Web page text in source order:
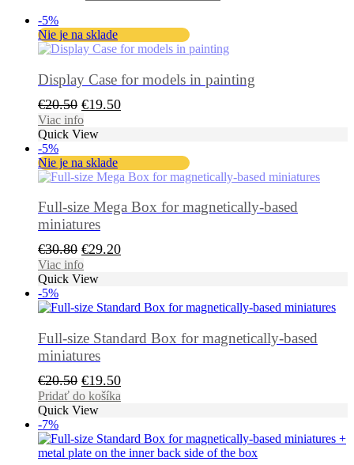
-5%
Nie je na sklade
Display Case for models in painting
€20.50 Pôvodná
cena
bola:
€20.50.
€19.50Aktuálna
€19.50.
Viac info
Quick View
-5%
Nie je na sklade
Full-size Mega Box for magnetically-based
miniatures
€30.80 Pôvodná
cena
bola:
€29.20Aktuálna
Viac info
Quick View
-5%
Full-size Standard Box for magnetically-based
miniatures
€20.50 Pôvodná
cena
bola:
€19.50Aktuálna
cena
Pridať do košíka
Quick View
-7%